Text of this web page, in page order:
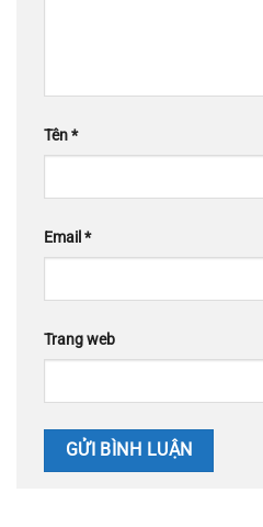
Tên*
Email *
Trang web